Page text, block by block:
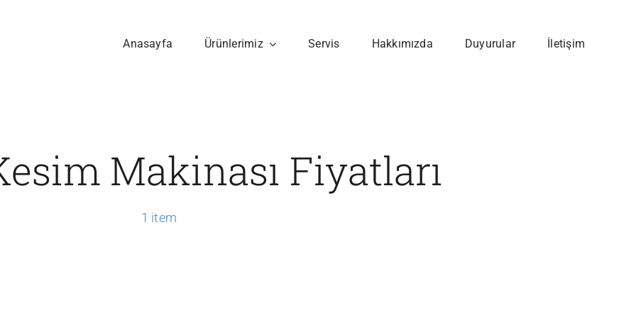
Anasayfa Ürünlerimiz Servis Hakkımızda Duyurular İletişim
Makinası Fiyatları
1 item